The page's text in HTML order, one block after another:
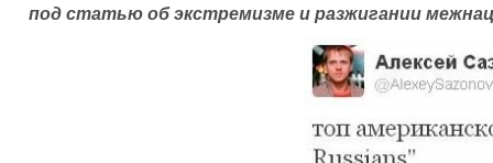
под статью об экстремизме и разжигании